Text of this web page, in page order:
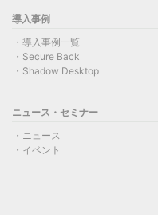
導入事例
導入事例一覧
Secure Back
Shadow Desktop
ニュース・セミナー
ニュース
イベント